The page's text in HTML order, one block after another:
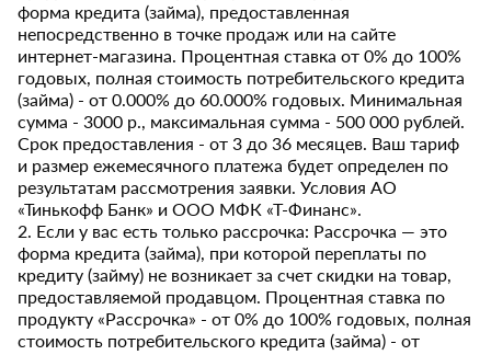
форма кредита (займа), предоставленная
непосредственно в точке продаж или на сайте
интернет-магазина. Процентная ставка от 0% до 100%
годовых, полная стоимость потребительского кредита
(займа) - от 0.000% до 60.000% годовых. Минимальная
сумма - 3000 р., максимальная сумма - 500 000 рублей.
Срок предоставления - от 3 до 36 месяцев. Ваш тариф
и размер ежемесячного платежа будет определен по
результатам рассмотрения заявки. Условия АО
«Тинькофф Банк» и ООО МФК «Т-Финанс».
2. Если у вас есть только рассрочка: Рассрочка — это
форма кредита (займа), при которой переплаты по
кредиту (займу) не возникает за счет скидки на товар,
предоставляемой продавцом. Процентная ставка по
продукту «Рассрочка» - от 0% до 100% годовых, полная
стоимость потребительского кредита (займа) - от